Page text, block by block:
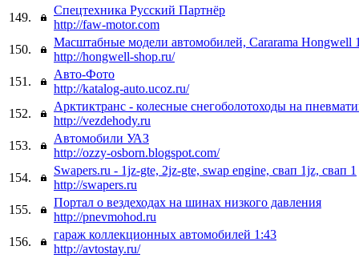
149.
Спецтехника Русский Партнёр
http://faw-motor.com
150.
Масштабные модели автомобилей, Cararama Hongwell
http://hongwell-shop.ru/
151.
Авто-Фото
http://katalog-auto.ucoz.ru/
152.
Арктиктранс - колесные снегоболотоходы на
http://vezdehody.ru
153.
Автомобили УАЗ
http://ozzy-osborn.blogspot.com/
154.
Swapers.ru - 1jz-gte, 2jz-gte, swap engine, свап 1jz, свап 1
http://swapers.ru
155.
Портал о вездеходах на шинах низкого давления
http://pnevmohod.ru
156.
гараж коллекционных автомобилей 1:43
http://avtostay.ru/